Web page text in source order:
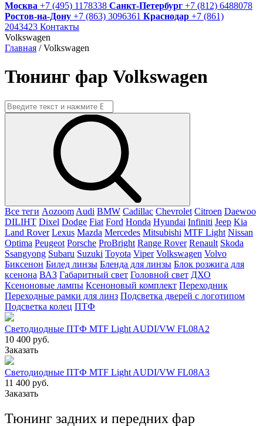
Москва +7 (495) 1178338 Санкт-Петербург +7 (812) 6488078
Ростов-на-Дону +7 (863) 3096361 Краснодар +7 (861)
2043423 Контакты
Volkswagen
Главная / Volkswagen
Тюнинг фар Volkswagen
Все теги Aozoom Audi BMW Cadillac Chevrolet Citroen Daewoo
DILIHT Dixel Dodge Fiat Ford Honda Hyundai Infiniti Jeep Kia
Land Rover Lexus Mazda Mercedes Mitsubishi MTF Light Nissan
Optima Peugeot Porsche ProBright Range Rover Renault Skoda
Ssangyong Subaru Suzuki Toyota Viper Volkswagen Volvo
Биксенон Билед линзы Бленда для линзы Блок розжига для
ксенона ВАЗ Габаритный свет Головной свет ДХО
Ксеноновые лампы Ксеноновый комплект Переходник
Переходные рамки для линз Подсветка дверей с логотипом
Подсветка колец ПТФ
Светодиодные ПТФ MTF Light AUDI/VW FL08A2
10 400 руб.
Заказать
Светодиодные ПТФ MTF Light AUDI/VW FL08A3
11 400 руб.
Заказать
Тюнинг задних и передних фар